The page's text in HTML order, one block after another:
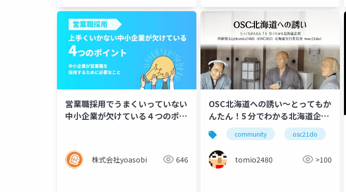
営業職採用でうまくいっていない
中小企業が欠けている４つのポイ
株式会社yoasobi 646
OSC北海道への誘い〜とってもか
んたん！5 分でわかる北海道企
画〜
community osc21do
tomio2480 >100